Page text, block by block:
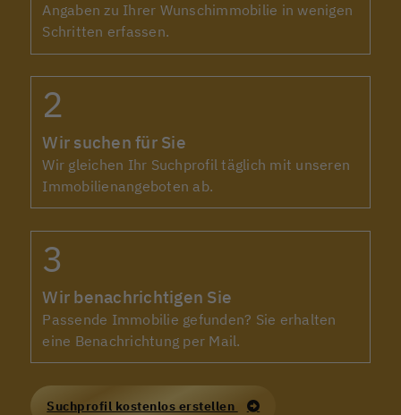
Ein/Zweifamilienhaus
Grundstück
Wohnfläche in qm
bevorzugter Ort
schildern?
Angaben zu Ihrer Wunschimmobilie in wenigen
Schritten erfassen.
Wir suchen für Sie
Wir gleichen Ihr Suchprofil täglich mit unseren
Immobilienangeboten ab.
Wir benachrichtigen Sie
Passende Immobilie gefunden? Sie erhalten
eine Benachrichtung per Mail.
Suchprofil kostenlos erstellen